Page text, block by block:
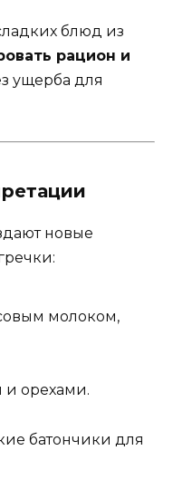
блюд из
рацион и
ущерба для
новые
молоком,
и орехами.
батончики для